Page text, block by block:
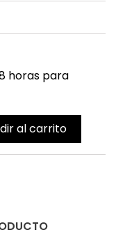
horas para
al carrito